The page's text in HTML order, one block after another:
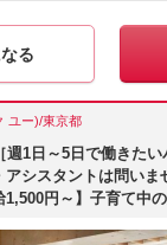
る
ユー)/東京都
週1日～5日で働きた
アシスタントは問い
1,500円～】子育て中